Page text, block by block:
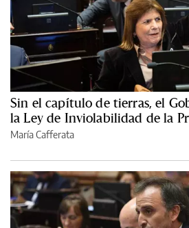
Sin el capítulo de tierras, el
la Ley de Inviolabilidad de la
María Cafferata